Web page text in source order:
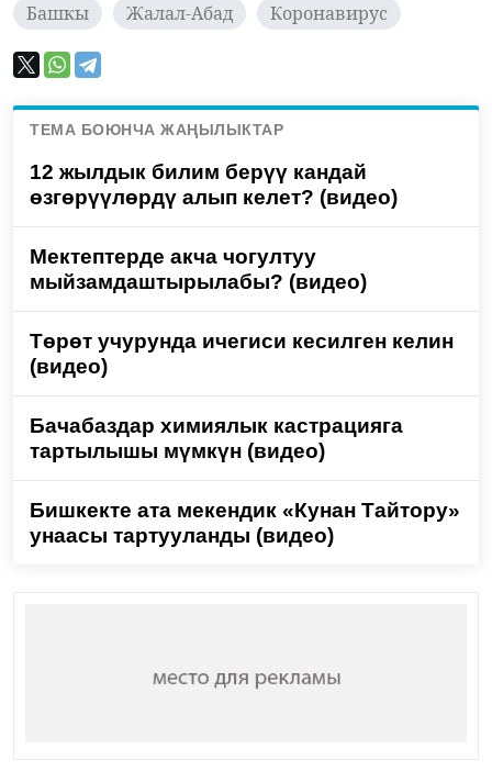
Башкы Жалал-Абад Коронавирус
ТЕМА БОЮНЧА ЖАҢЫЛЫКТАР
12 жылдык билим берүү кандай
өзгөрүүлөрдү алып келет? (видео)
Мектептерде акча чогултуу
мыйзамдаштырылабы? (видео)
Төрөт учурунда ичегиси кесилген келин
(видео)
Бачабаздар химиялык кастрацияга
тартылышы мүмкүн (видео)
Бишкекте ата мекендик «Кунан Тайтору»
унаасы тартууланды (видео)